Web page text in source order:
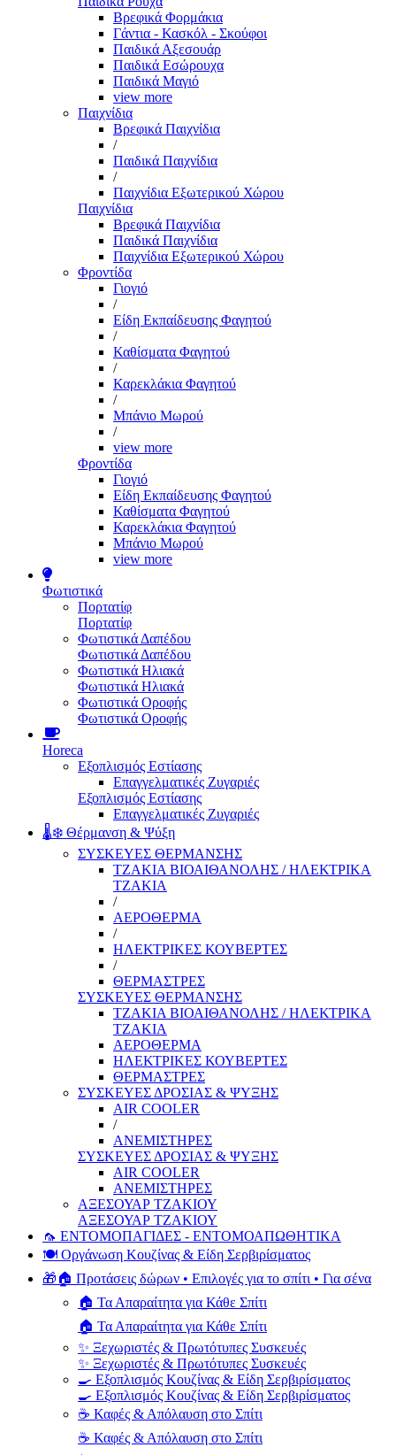
Βρεφικά Φορμάκια
Γάντια - Κασκόλ - Σκούφοι
Παιδικά Αξεσουάρ
Παιδικά Εσώρουχα
Παιδικά Μαγιό
view more
Παιχνίδια
Βρεφικά Παιχνίδια
/
Παιδικά Παιχνίδια
/
Παιχνίδια Εξωτερικού Χώρου
Παιχνίδια
Βρεφικά Παιχνίδια
Παιδικά Παιχνίδια
Παιχνίδια Εξωτερικού Χώρου
Φροντίδα
Γιογιό
/
Είδη Εκπαίδευσης Φαγητού
/
Καθίσματα Φαγητού
/
Καρεκλάκια Φαγητού
/
Μπάνιο Μωρού
/
view more
Φροντίδα
Γιογιό
Είδη Εκπαίδευσης Φαγητού
Καθίσματα Φαγητού
Καρεκλάκια Φαγητού
Μπάνιο Μωρού
view more
Φωτιστικά
Πορτατίφ
Πορτατίφ
Φωτιστικά Δαπέδου
Φωτιστικά Δαπέδου
Φωτιστικά Ηλιακά
Φωτιστικά Ηλιακά
Φωτιστικά Οροφής
Φωτιστικά Οροφής
Horeca
Εξοπλισμός Εστίασης
Επαγγελματικές Ζυγαριές
Εξοπλισμός Εστίασης
Επαγγελματικές Ζυγαριές
🌡️❄️ Θέρμανση & Ψύξη
ΣΥΣΚΕΥΕΣ ΘΕΡΜΑΝΣΗΣ
ΤΖΑΚΙΑ ΒΙΟΑΙΘΑΝΟΛΗΣ / ΗΛΕΚΤΡΙΚΑ
ΤΖΑΚΙΑ
/
ΑΕΡΟΘΕΡΜΑ
/
ΗΛΕΚΤΡΙΚΕΣ ΚΟΥΒΕΡΤΕΣ
/
ΘΕΡΜΑΣΤΡΕΣ
ΣΥΣΚΕΥΕΣ ΘΕΡΜΑΝΣΗΣ
ΤΖΑΚΙΑ ΒΙΟΑΙΘΑΝΟΛΗΣ / ΗΛΕΚΤΡΙΚΑ
ΤΖΑΚΙΑ
ΑΕΡΟΘΕΡΜΑ
ΗΛΕΚΤΡΙΚΕΣ ΚΟΥΒΕΡΤΕΣ
ΘΕΡΜΑΣΤΡΕΣ
ΣΥΣΚΕΥΕΣ ΔΡΟΣΙΑΣ & ΨΥΞΗΣ
AIR COOLER
/
ΑΝΕΜΙΣΤΗΡΕΣ
ΣΥΣΚΕΥΕΣ ΔΡΟΣΙΑΣ & ΨΥΞΗΣ
AIR COOLER
ΑΝΕΜΙΣΤΗΡΕΣ
ΑΞΕΣΟΥΑΡ ΤΖΑΚΙΟΥ
ΑΞΕΣΟΥΑΡ ΤΖΑΚΙΟΥ
🦟 ΕΝΤΟΜΟΠΑΓΙΔΕΣ - ΕΝΤΟΜΟΑΠΩΘΗΤΙΚΑ
🍽️ Οργάνωση Κουζίνας & Είδη Σερβιρίσματος
🎁🏠 Προτάσεις δώρων • Επιλογές για το σπίτι • Για σένα
🏠 Τα Απαραίτητα για Κάθε Σπίτι
🏠 Τα Απαραίτητα για Κάθε Σπίτι
✨ Ξεχωριστές & Πρωτότυπες Συσκευές
✨ Ξεχωριστές & Πρωτότυπες Συσκευές
🍳 Εξοπλισμός Κουζίνας & Είδη Σερβιρίσματος
🍳 Εξοπλισμός Κουζίνας & Είδη Σερβιρίσματος
☕ Καφές & Απόλαυση στο Σπίτι
☕ Καφές & Απόλαυση στο Σπίτι